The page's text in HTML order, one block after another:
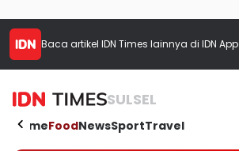
Baca artikel IDN Times lainnya di IDN App
SULSEL
HomeFoodNewsSportTravel